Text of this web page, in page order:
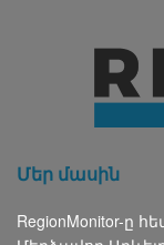
Մեր մասին
RegionMonitor-ը